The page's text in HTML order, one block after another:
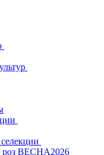
роз ВЕСНА2026